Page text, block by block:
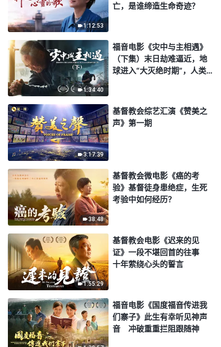
1:12:53
亡，是谁缔造生命奇迹？
1:34:40
福音电影《灾中与主相遇》
（下集）末日劫难逼近，地
球进入“大灭绝时期”，人类
3:17:39
基督教会综艺汇演《赞美之
声》第一期
38:48
基督教会微电影《癌的考
验》基督徒身患绝症，生死
考验中如何经历？
1:55:29
基督教会电影《迟来的见
证》一段不堪回首的往事
十年萦绕心头的誓言
福音电影《国度福音传进我
们寨子》此生有幸听见神声
音 冲破重重拦阻跟随神